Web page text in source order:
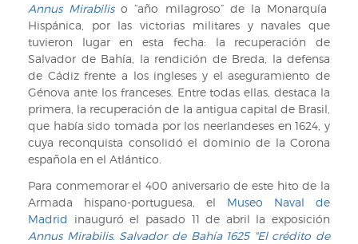
Annus Mirabiliso “año milagroso” de la Monarquía
Hispánica, por las victorias militares y navales que
tuvieron lugar en esta fecha: la recuperación de
Salvador de Bahía, la rendición de Breda, la defensa
de Cádiz frente a los ingleses y el aseguramiento de
Génova ante los franceses. Entre todas ellas, destaca la
primera, la recuperación de la antigua capital de Brasil,
que había sido tomada por los neerlandeses en 1624, y
cuya reconquista consolidó el dominio de la Corona
española en el Atlántico.
Para conmemorar el 400 aniversario de este hito de la
Armada hispano-portuguesa, el Museo Naval de
Madrid
inauguró el pasado 11 de abril la exposición
Annus Mirabilis. Salvador de Bahía 1625 "El crédito de